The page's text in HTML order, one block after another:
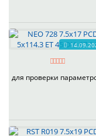
для проверки